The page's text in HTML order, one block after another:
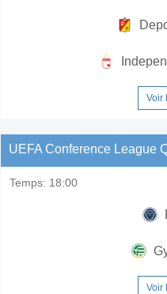
Voir
UEFA Conference League
Temps: 18:00
Voir